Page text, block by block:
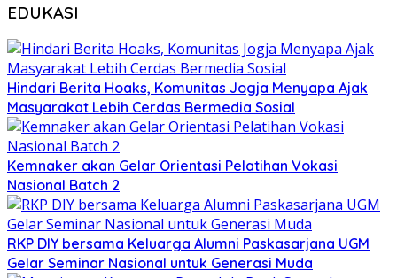
EDUKASI
Hindari Berita Hoaks, Komunitas Jogja Menyapa Ajak
Masyarakat Lebih Cerdas Bermedia Sosial
Kemnaker akan Gelar Orientasi Pelatihan Vokasi
Nasional Batch 2
RKP DIY bersama Keluarga Alumni Paskasarjana UGM
Gelar Seminar Nasional untuk Generasi Muda